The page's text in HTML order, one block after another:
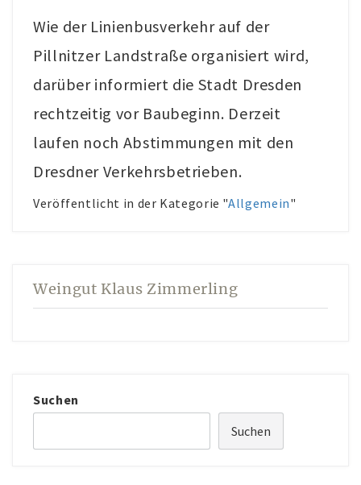
Wie der Linienbusverkehr auf der
Pillnitzer Landstraße organisiert wird,
darüber informiert die Stadt Dresden
rechtzeitig vor Baubeginn. Derzeit
laufen noch Abstimmungen mit den
Dresdner Verkehrsbetrieben.
Veröffentlicht in der Kategorie "Allgemein"
Weingut Klaus Zimmerling
Suchen
Suchen